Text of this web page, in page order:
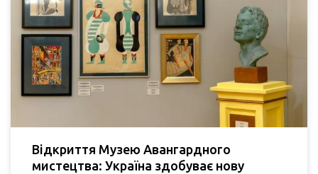
Відкриття Музею Авангардного
мистецтва: Україна здобуває нову